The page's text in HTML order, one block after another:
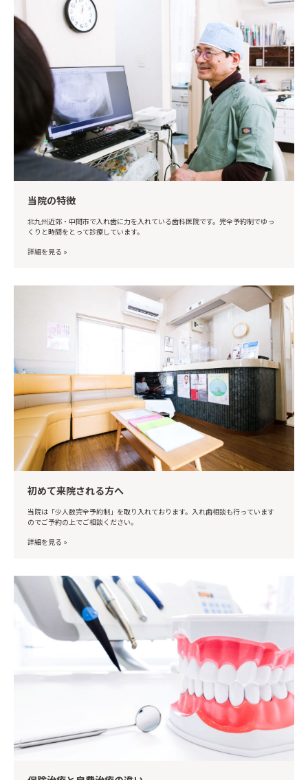
当院の特徴
北九州近郊・中間市で入れ歯に力を入れている歯科医院です。完全予約制でゆっ
くりと時間をとって診療しています。
詳細を見る »
初めて来院される方へ
当院は「少人数完全予約制」を取り入れております。入れ歯相談も行っています
のでご予約の上でご相談ください。
詳細を見る »